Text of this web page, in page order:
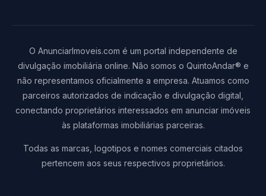
O AnunciarImoveis.com é um portal independente de
divulgação imobiliária online. Não somos o QuintoAndar® e
não representamos oficialmente a empresa. Atuamos como
parceiros autorizados de indicação e divulgação digital,
conectando proprietários interessados em anunciar imóveis
às plataformas imobiliárias parceiras.
Todas as marcas, logotipos e nomes comerciais citados
pertencem aos seus respectivos proprietários.